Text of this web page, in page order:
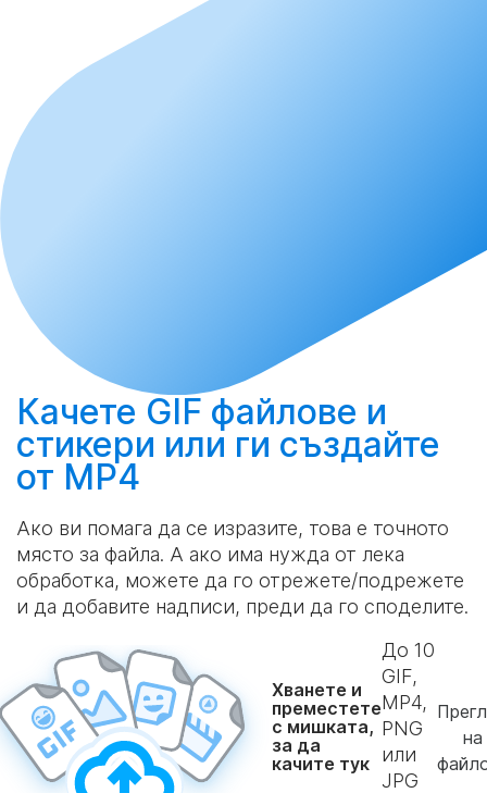
Качете GIF файлове и
стикери или ги създайте
от MP4
Ако ви помага да се изразите, това е точното
място за файла. А ако има нужда от лека
обработка, можете да го отрежете/подрежете
и да добавите надписи, преди да го споделите.
Хванете и
преместете
с мишката,
за да
качите тук
До 10
GIF,
MP4,
PNG
или
JPG
на